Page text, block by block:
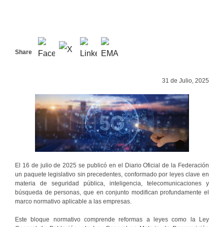
Share
31 de Julio, 2025
El 16 de julio de 2025 se publicó en el Diario Oficial de la Federación
un paquete legislativo sin precedentes, conformado por leyes clave en
materia de seguridad pública, inteligencia, telecomunicaciones y
búsqueda de personas, que en conjunto modifican profundamente el
marco normativo aplicable a las empresas.
Este bloque normativo comprende reformas a leyes como la Ley